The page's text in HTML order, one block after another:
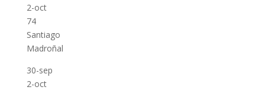
2-oct
74
Santiago
Madroñal
30-sep
2-oct